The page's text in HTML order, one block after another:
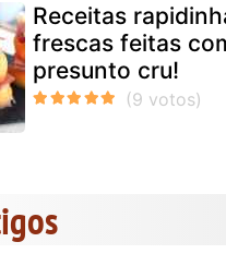
Receitas
frescas feitas
presunto cru!